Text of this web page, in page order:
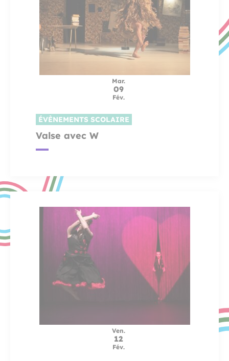
Mar.
09
Fév.
ÉVÈNEMENTS SCOLAIRE
Valse avec W
Ven.
12
Fév.